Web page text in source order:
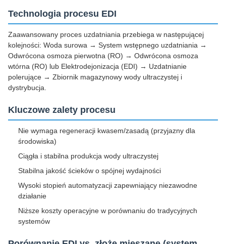
Technologia procesu EDI
Zaawansowany proces uzdatniania przebiega w następującej
kolejności: Woda surowa → System wstępnego uzdatniania →
Odwrócona osmoza pierwotna (RO) → Odwrócona osmoza
wtórna (RO) lub Elektrodejonizacja (EDI) → Uzdatnianie
polerujące → Zbiornik magazynowy wody ultraczystej i
dystrybucja.
Kluczowe zalety procesu
Nie wymaga regeneracji kwasem/zasadą (przyjazny dla
środowiska)
Ciągła i stabilna produkcja wody ultraczystej
Stabilna jakość ścieków o spójnej wydajności
Wysoki stopień automatyzacji zapewniający niezawodne
działanie
Niższe koszty operacyjne w porównaniu do tradycyjnych
systemów